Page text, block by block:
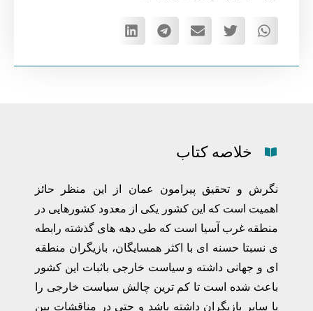
خلاصه کتاب
نگرش و تحقیق پیرامون عمان از این منظر حائز
اهمیت است که این کشور یکی از معدود کشورهایی در
منطقه غرب آسیا است که طی دهه های گذشته رابطه
ی نسبتا حسنه ای با اکثر همسایگان، بازیگران منطقه
ای و جهانی داشته و سیاست خارجی باثبات این کشور
باعث شده است تا کم ترین چالش سیاست خارجی را
با سایر بازیگران داشته باشد و حتی در مناقشات بین